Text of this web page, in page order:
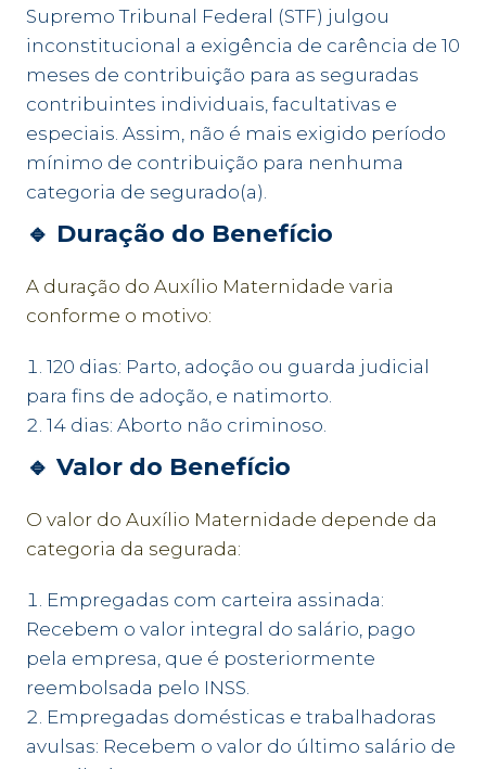
Supremo Tribunal Federal (STF) julgou
inconstitucional a exigência de carência de 10
meses de contribuição para as seguradas
contribuintes individuais, facultativas e
especiais. Assim, não é mais exigido período
mínimo de contribuição para nenhuma
categoria de segurado(a).
🔹 Duração do Benefício
A duração do Auxílio Maternidade varia
conforme o motivo:
120 dias: Parto, adoção ou guarda judicial
para fins de adoção, e natimorto.
14 dias: Aborto não criminoso.
🔹 Valor do Benefício
O valor do Auxílio Maternidade depende da
categoria da segurada:
Empregadas com carteira assinada:
Recebem o valor integral do salário, pago
pela empresa, que é posteriormente
reembolsada pelo INSS.
Empregadas domésticas e trabalhadoras
avulsas: Recebem o valor do último salário de